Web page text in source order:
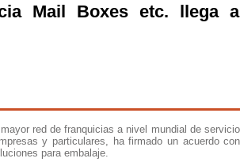
Mail Boxes etc. llega
red de franquicias a nivel mundial de
y particulares, ha firmado un acuerdo
para embalaje.